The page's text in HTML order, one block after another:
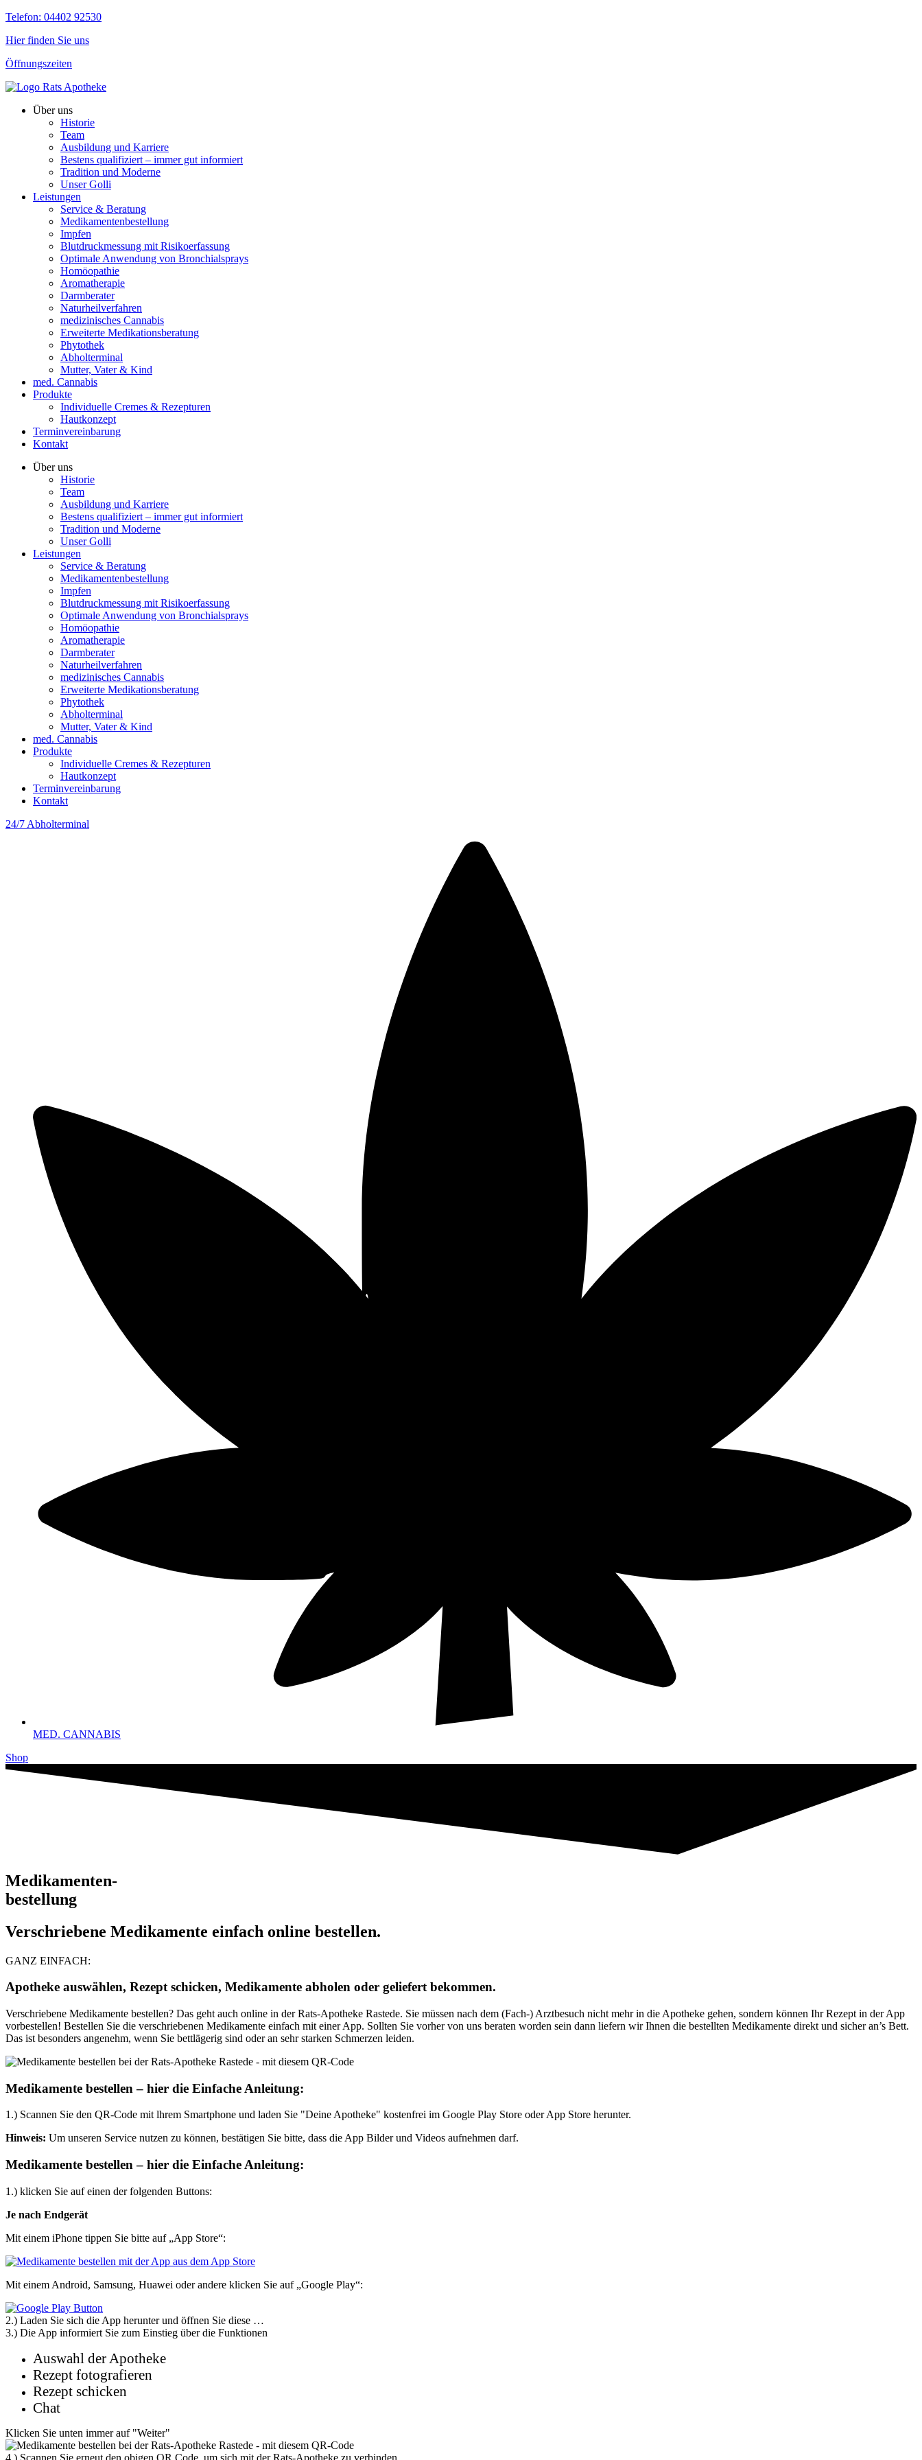
Telefon: 04402 92530
Hier finden Sie uns
Öffnungszeiten
Über uns
Historie
Team
Ausbildung und Karriere
Bestens qualifiziert – immer gut informiert
Tradition und Moderne
Unser Golli
Leistungen
Service & Beratung
Medikamentenbestellung
Impfen
Blutdruckmessung mit Risikoerfassung
Optimale Anwendung von Bronchialsprays
Homöopathie
Aromatherapie
Darmberater
Naturheilverfahren
medizinisches Cannabis
Erweiterte Medikationsberatung
Phytothek
Abholterminal
Mutter, Vater & Kind
med. Cannabis
Produkte
Individuelle Cremes & Rezepturen
Hautkonzept
Terminvereinbarung
Kontakt
Über uns
Historie
Team
Ausbildung und Karriere
Bestens qualifiziert – immer gut informiert
Tradition und Moderne
Unser Golli
Leistungen
Service & Beratung
Medikamentenbestellung
Impfen
Blutdruckmessung mit Risikoerfassung
Optimale Anwendung von Bronchialsprays
Homöopathie
Aromatherapie
Darmberater
Naturheilverfahren
medizinisches Cannabis
Erweiterte Medikationsberatung
Phytothek
Abholterminal
Mutter, Vater & Kind
med. Cannabis
Produkte
Individuelle Cremes & Rezepturen
Hautkonzept
Terminvereinbarung
Kontakt
24/7 Abholterminal
MED. CANNABIS
Shop
Medikamenten-
bestellung
Verschriebene Medikamente einfach online bestellen.
GANZ EINFACH:
Apotheke auswählen, Rezept schicken, Medikamente abholen oder geliefert bekommen.
Verschriebene Medikamente bestellen? Das geht auch online in der Rats-Apotheke Rastede. Sie müssen nach dem (Fach-) Arztbesuch nicht mehr in die Apotheke gehen, sondern können Ihr Rezept in der App
vorbestellen! Bestellen Sie die verschriebenen Medikamente einfach mit einer App. Sollten Sie vorher von uns beraten worden sein dann liefern wir Ihnen die bestellten Medikamente direkt und sicher an’s Bett.
Das ist besonders angenehm, wenn Sie bettlägerig sind oder an sehr starken Schmerzen leiden.
Medikamente bestellen – hier die Einfache Anleitung:
1.) Scannen Sie den QR-Code mit lhrem Smartphone und laden Sie "Deine Apotheke" kostenfrei im Google Play Store oder App Store herunter.
Hinweis: Um unseren Service nutzen zu können, bestätigen Sie bitte, dass die App Bilder und Videos aufnehmen darf.
Medikamente bestellen – hier die Einfache Anleitung:
1.) klicken Sie auf einen der folgenden Buttons:
Je nach Endgerät
Mit einem iPhone tippen Sie bitte auf „App Store“:
Mit einem Android, Samsung, Huawei oder andere klicken Sie auf „Google Play“:
2.) Laden Sie sich die App herunter und öffnen Sie diese …
3.) Die App informiert Sie zum Einstieg über die Funktionen
Auswahl der Apotheke
Rezept fotografieren
Rezept schicken
Chat
Klicken Sie unten immer auf "Weiter"
4.) Scannen Sie erneut den obigen QR Code, um sich mit der Rats-Apotheke zu verbinden.